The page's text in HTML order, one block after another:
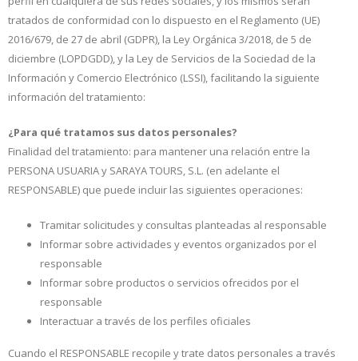
tratados de conformidad con lo dispuesto en el Reglamento (UE)
2016/679, de 27 de abril (GDPR), la Ley Orgánica 3/2018, de 5 de
diciembre (LOPDGDD), y la Ley de Servicios de la Sociedad de la
Información y Comercio Electrónico (LSSI), facilitando la siguiente
información del tratamiento:
¿Para qué tratamos sus datos personales?
Finalidad del tratamiento: para mantener una relación entre la
PERSONA USUARIA y SARAYA TOURS, S.L. (en adelante el
RESPONSABLE) que puede incluir las siguientes operaciones:
Tramitar solicitudes y consultas planteadas al responsable
Informar sobre actividades y eventos organizados por el
responsable
Informar sobre productos o servicios ofrecidos por el
responsable
Interactuar a través de los perfiles oficiales
Cuando el RESPONSABLE recopile y trate datos personales a través